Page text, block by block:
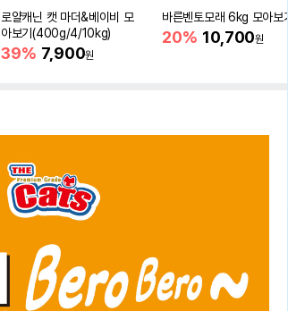
로얄캐닌 캣 마더&베이비 모
아보기(400g/4/10kg)
39% 7,900원
바른벤토모래 6kg 모아보기
20% 10,700원